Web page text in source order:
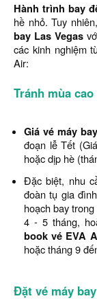
Hành trình bay
hề nhỏ. Tuy
bay Las Vegas
các kinh nghiệm
Air:
Tránh mùa
Giá vé máy
đoạn lễ Tết
hoặc dịp hè
Đặc biệt, nhu
đoàn tụ gia
hoạch bay
4 - 5 tháng,
book vé EVA
hoặc tháng 9
Đặt vé máy